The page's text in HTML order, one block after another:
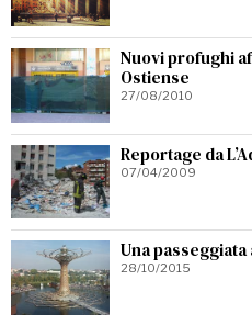
Nuovi profughi
Ostiense
27/08/2010
Reportage da
07/04/2009
Una passeggiata
28/10/2015